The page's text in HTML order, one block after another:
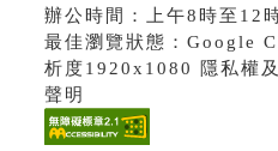
辦公時間：上午8時至12
最佳瀏覽狀態：Google
析度1920x1080 隱私權
聲明